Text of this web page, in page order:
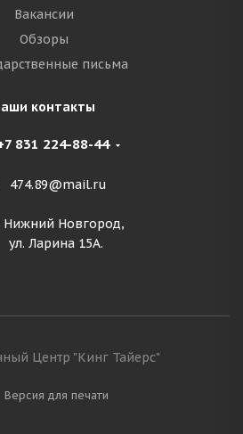
Вакансии
Обзоры
письма
контакты
831 224-88-44
474.89@mail.ru
Нижний Новгород,
ул. Ларина 15А.
Центр "Кинг Тайерс"
Версия для печати